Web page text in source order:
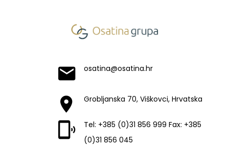
osatina@osatina.hr
Grobljanska 70, Viškovci, Hrvatska
Tel: +385 (0)31 856 999 Fax: +385
(0)31 856 045